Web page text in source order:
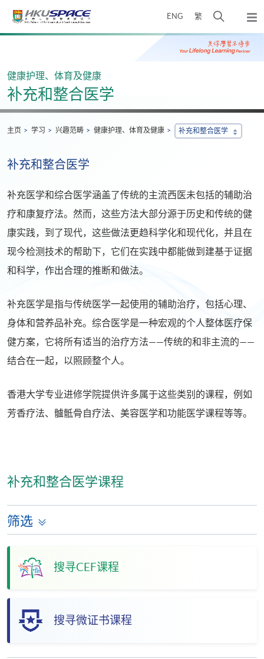
ENG 繁
开
搜
寻
弹
出
主
Main
健康护理、体育及健康
补充和整合医学
主页 学习 兴趣范畴 健康护理、体育及健康 补充和整合医学
补充和整合医学
补充医学和综合医学涵盖了传统的主流西医未包括的辅助治
疗和康复疗法。然而，这些方法大部分源于历史和传统的健
康实践，到了现代，这些做法更趋科学化和现代化，并且在
现今检测技术的帮助下，它们在实践中都能做到建基于证据
和科学，作出合理的推断和做法。
补充医学是指与传统医学一起使用的辅助治疗，包括心理、
身体和营养品补充。综合医学是一种宏观的个人整体医疗保
健方案，它将所有适当的治疗方法——传统的和非主流的——
结合在一起，以照顾整个人。
香港大学专业进修学院提供许多属于这些类别的课程，例如
芳香疗法、髗骶骨自疗法、美容医学和功能医学课程等等。
补充和整合医学课程
筛选
搜寻CEF课程
搜寻微证书课程